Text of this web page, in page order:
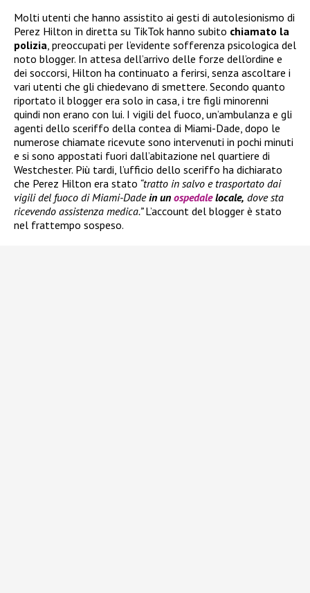
Molti utenti che hanno assistito ai gesti di autolesionismo di
Perez Hilton in diretta su TikTok hanno subito chiamato la
polizia , preoccupati per l’evidente sofferenza psicologica del
noto blogger. In attesa dell’arrivo delle forze dell’ordine e
dei soccorsi, Hilton ha continuato a ferirsi, senza ascoltare i
vari utenti che gli chiedevano di smettere. Secondo quanto
riportato il blogger era solo in casa, i tre figli minorenni
quindi non erano con lui. I vigili del fuoco, un’ambulanza e gli
agenti dello sceriffo della contea di Miami-Dade, dopo le
numerose chiamate ricevute sono intervenuti in pochi minuti
e si sono appostati fuori dall’abitazione nel quartiere di
Westchester. Più tardi, l’ufficio dello sceriffo ha dichiarato
che Perez Hilton era stato “tratto in salvo e trasportato dai
vigili del fuoco di Miami-Dadein un ospedalelocale, dove sta
ricevendo assistenza medica.”L’account del blogger è stato
nel frattempo sospeso.